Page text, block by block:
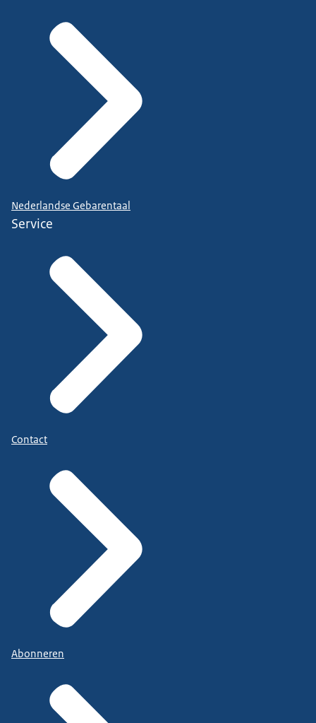
Nederlandse Gebarentaal
Service
Contact
Abonneren